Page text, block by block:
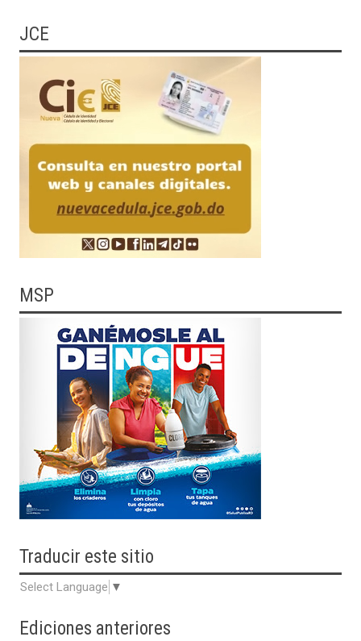
JCE
MSP
Traducir este sitio
Select Language ▼
Ediciones anteriores